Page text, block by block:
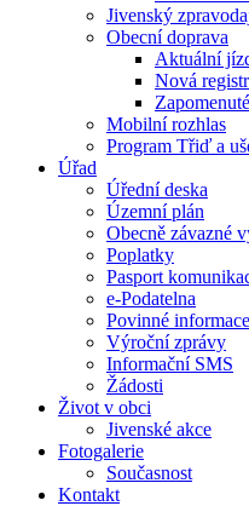
Jivenský
Obecní doprava
Aktuální
Nová
Mobilní rozhlas
Program Třiď a
Úřad
Úřední deska
Územní plán
Obecně závazné
Poplatky
Pasport
e-Podatelna
Povinné informace
Výroční zprávy
Informační SMS
Žádosti
Život v obci
Jivenské akce
Fotogalerie
Současnost
Kontakt